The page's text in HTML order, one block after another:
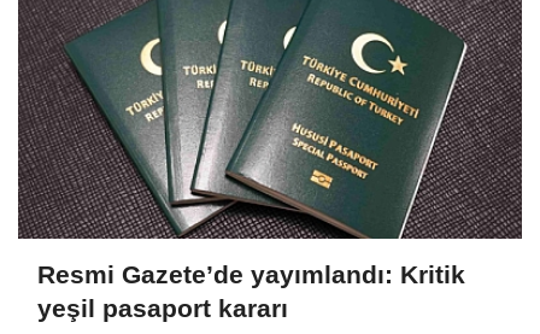
Resmi Gazete’de yayımlandı: Kritik
yeşil pasaport kararı